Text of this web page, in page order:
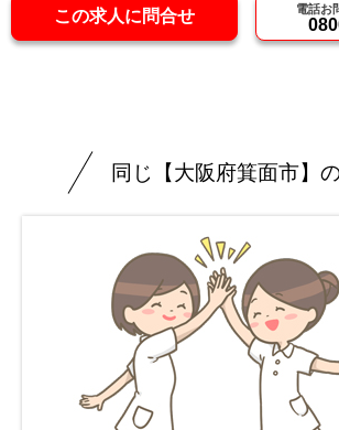
この求人に問合せ 電話お
同じ【大阪府箕面市】